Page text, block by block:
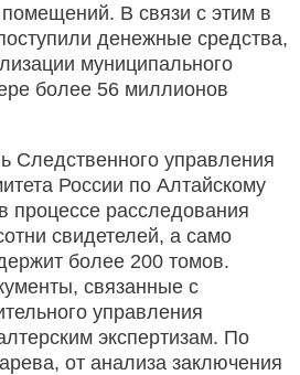
В связи с этим в
денежные средства,
муниципального
более 56 миллионов
Следственного управления
России по Алтайскому
процессе расследования
свидетелей, а само
более 200 томов.
связанные с
управления
экспертизам. По
от анализа заключения